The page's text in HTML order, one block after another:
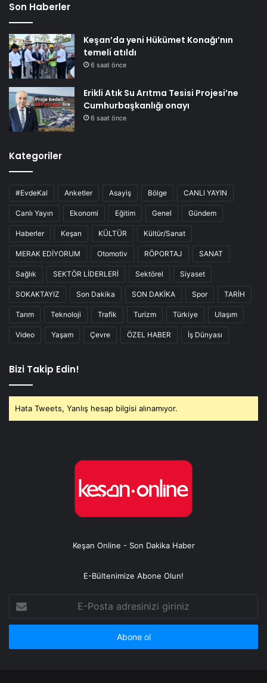
Son Haberler
Keşan’da yeni Hükümet Konağı’nın
temeli atıldı
6 saat önce
Erikli Atık Su Arıtma Tesisi Projesi’ne
Cumhurbaşkanlığı onayı
6 saat önce
Kategoriler
#EvdeKal Anketler Asayiş Bölge CANLI YAYIN
Canlı Yayın Ekonomi Eğitim Genel Gündem
Haberler Keşan KÜLTÜR Kültür/Sanat
MERAK EDİYORUM Otomotiv RÖPORTAJ SANAT
Sağlık SEKTÖR LİDERLERİ Sektörel Siyaset
SOKAKTAYIZ Son Dakika SON DAKİKA Spor TARİH
Tarım Teknoloji Trafik Turizm Türkiye Ulaşım
Video Yaşam Çevre ÖZEL HABER İş Dünyası
Bizi Takip Edin!
Hata Tweets, Yanlış hesap bilgisi alınamıyor.
Keşan Online - Son Dakika Haber
E-Bültenimize Abone Olun!
Posta
adresinizi